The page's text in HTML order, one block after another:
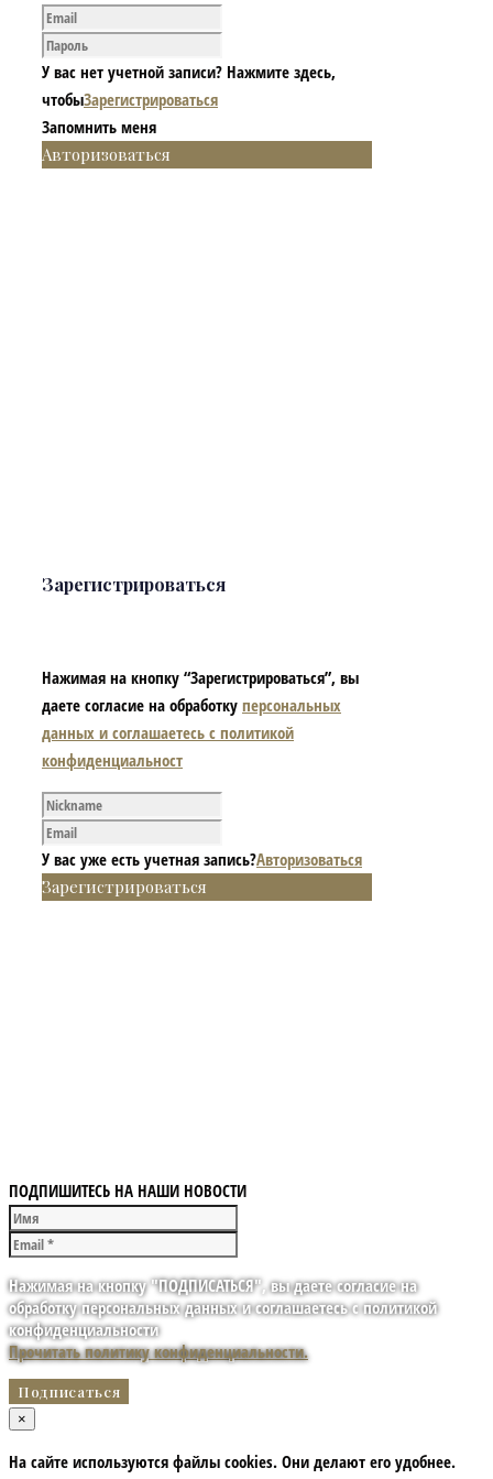
У вас нет учетной записи? Нажмите здесь,
чтобыЗарегистрироваться
Запомнить меня
Авторизоваться
Зарегистрироваться
Нажимая на кнопку “Зарегистрироваться”, вы
даете согласие на обработку персональных
данных и соглашаетесь с политикой
конфиденциальност
У вас уже есть учетная запись?Авторизоваться
Зарегистрироваться
ПОДПИШИТЕСЬ НА НАШИ НОВОСТИ
Нажимая на кнопку "ПОДПИСАТЬСЯ", вы даете согласие на
обработку персональных данных и соглашаетесь с политикой
конфиденциальности
Прочитать политику конфиденциальности.
×
На сайте используются файлы cookies. Они делают его удобнее.